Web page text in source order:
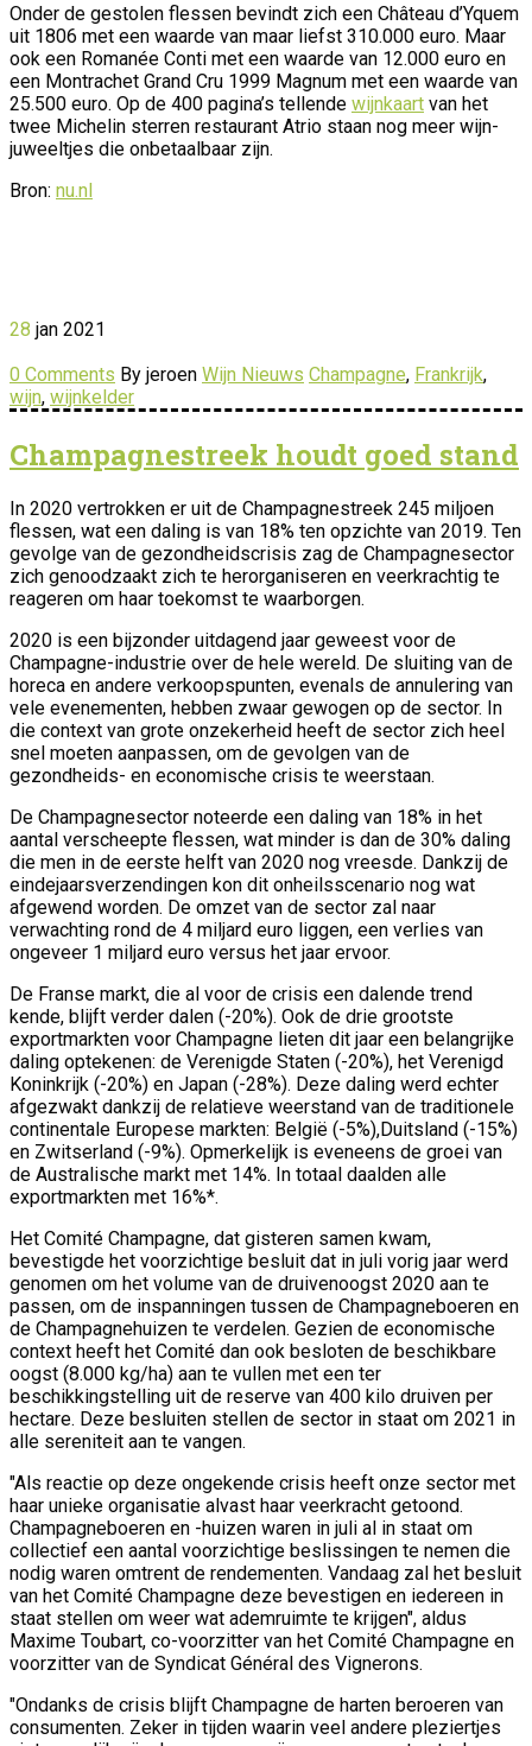
Onder de gestolen flessen bevindt zich een Château d’Yquem
uit 1806 met een waarde van maar liefst 310.000 euro. Maar
ook een Romanée Conti met een waarde van 12.000 euro en
een Montrachet Grand Cru 1999 Magnum met een waarde van
25.500 euro. Op de 400 pagina’s tellende wijnkaart van het
twee Michelin sterren restaurant Atrio staan nog meer wijn-
juweeltjes die onbetaalbaar zijn.
Bron: nu.nl
28 jan 2021
0 Comments By jeroen Wijn Nieuws Champagne, Frankrijk,
wijn, wijnkelder
Champagnestreek houdt goed stand
In 2020 vertrokken er uit de Champagnestreek 245 miljoen
flessen, wat een daling is van 18% ten opzichte van 2019. Ten
gevolge van de gezondheidscrisis zag de Champagnesector
zich genoodzaakt zich te herorganiseren en veerkrachtig te
reageren om haar toekomst te waarborgen.
2020 is een bijzonder uitdagend jaar geweest voor de
Champagne-industrie over de hele wereld. De sluiting van de
horeca en andere verkoopspunten, evenals de annulering van
vele evenementen, hebben zwaar gewogen op de sector. In
die context van grote onzekerheid heeft de sector zich heel
snel moeten aanpassen, om de gevolgen van de
gezondheids- en economische crisis te weerstaan.
De Champagnesector noteerde een daling van 18% in het
aantal verscheepte flessen, wat minder is dan de 30% daling
die men in de eerste helft van 2020 nog vreesde. Dankzij de
eindejaarsverzendingen kon dit onheilsscenario nog wat
afgewend worden. De omzet van de sector zal naar
verwachting rond de 4 miljard euro liggen, een verlies van
ongeveer 1 miljard euro versus het jaar ervoor.
De Franse markt, die al voor de crisis een dalende trend
kende, blijft verder dalen (-20%). Ook de drie grootste
exportmarkten voor Champagne lieten dit jaar een belangrijke
daling optekenen: de Verenigde Staten (-20%), het Verenigd
Koninkrijk (-20%) en Japan (-28%). Deze daling werd echter
afgezwakt dankzij de relatieve weerstand van de traditionele
continentale Europese markten: België (-5%),Duitsland (-15%)
en Zwitserland (-9%). Opmerkelijk is eveneens de groei van
de Australische markt met 14%. In totaal daalden alle
exportmarkten met 16%*.
Het Comité Champagne, dat gisteren samen kwam,
bevestigde het voorzichtige besluit dat in juli vorig jaar werd
genomen om het volume van de druivenoogst 2020 aan te
passen, om de inspanningen tussen de Champagneboeren en
de Champagnehuizen te verdelen. Gezien de economische
context heeft het Comité dan ook besloten de beschikbare
oogst (8.000 kg/ha) aan te vullen met een ter
beschikkingstelling uit de reserve van 400 kilo druiven per
hectare. Deze besluiten stellen de sector in staat om 2021 in
alle sereniteit aan te vangen.
"Als reactie op deze ongekende crisis heeft onze sector met
haar unieke organisatie alvast haar veerkracht getoond.
Champagneboeren en -huizen waren in juli al in staat om
collectief een aantal voorzichtige beslissingen te nemen die
nodig waren omtrent de rendementen. Vandaag zal het besluit
van het Comité Champagne deze bevestigen en iedereen in
staat stellen om weer wat ademruimte te krijgen", aldus
Maxime Toubart, co-voorzitter van het Comité Champagne en
voorzitter van de Syndicat Général des Vignerons.
"Ondanks de crisis blijft Champagne de harten beroeren van
consumenten. Zeker in tijden waarin veel andere pleziertjes